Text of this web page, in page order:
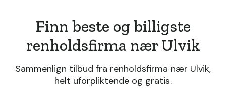
Finn beste og billigste
renholdsfirma nær Ulvik
Sammenlign tilbud fra renholdsfirma nær Ulvik,
helt uforpliktende og gratis.